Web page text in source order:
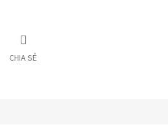
CHIA SẺ